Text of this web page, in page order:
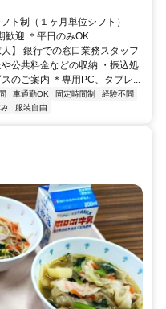
ト制（１ヶ月単位シフト）
歓迎 ＊平日のみOK
】 銀行での窓口業務スタッフ
公共料金などの収納 ・振込処
のご案内 ＊専用PC、タブレ...
車通勤OK 固定時間制
経験不問
服装自由